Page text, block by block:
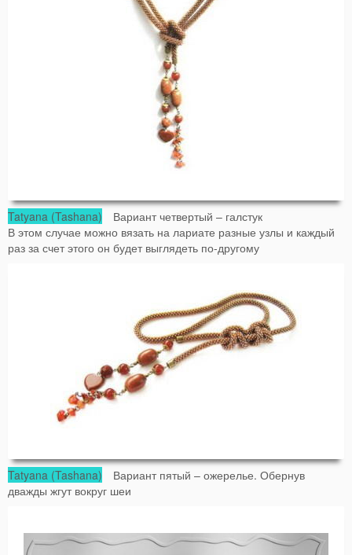
Tatyana (Tashana) Вариант четвертый – галстук
В этом случае можно вязать на лариате разные узлы и каждый
раз за счет этого он будет выглядеть по-другому
Tatyana (Tashana) Вариант пятый – ожерелье. Обернув
дважды жгут вокруг шеи